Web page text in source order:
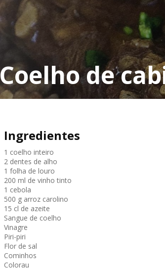
Coelho de
Ingredientes
1 coelho inteiro
2 dentes de alho
1 folha de louro
200 ml de vinho tinto
1 cebola
500 g arroz carolino
15 cl de azeite
Sangue de coelho
Vinagre
Piri-piri
Flor de sal
Cominhos
Colorau